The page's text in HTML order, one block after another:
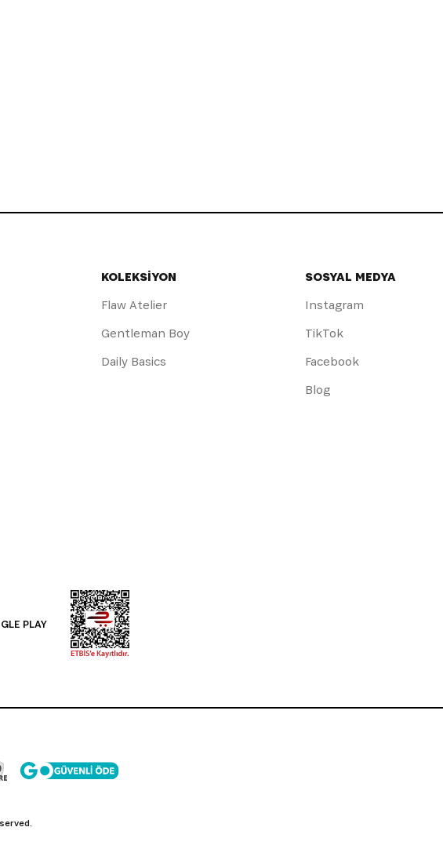
KOLEKSİYON
Flaw Atelier
Gentleman Boy
Daily Basics
SOSYAL MEDYA
Instagram
TikTok
Facebook
Blog
PLAY